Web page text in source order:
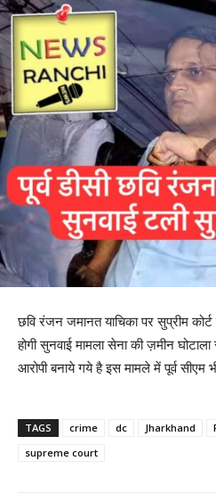
छवि रंजन जमानत याचिका पर सुप्रीम
होगी सुनवाई मामला सेना की ज़मीन
आरोपी बनाये गये है इस मामले में पूर्व सीएम
TAGS crime dc Jharkhand
supreme court